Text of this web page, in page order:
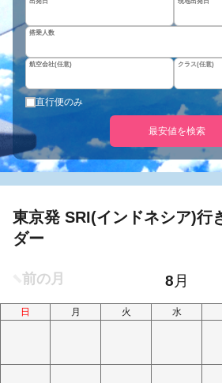
搭乗人数
航空会社(任意) クラス(任意)
直行便のみ
最安値を検索
東京発 SRI(インドネシア)行
ダー
日 月 火 水